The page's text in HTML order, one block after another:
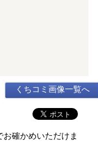
くちコミ画像一覧へ
確かめいただけま